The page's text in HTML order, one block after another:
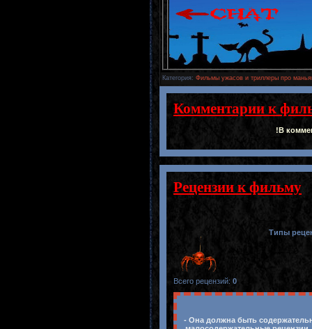
Категория: Фильмы ужасов и триллеры про
Комментарии к
!В
Рецензии к фильму
Типы
Всего рецензий: 0
- Она должна быть